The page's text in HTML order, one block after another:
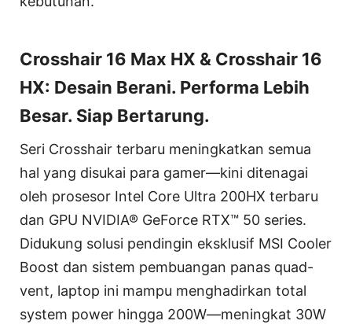
Crosshair 16 Max HX & Crosshair 16
HX: Desain Berani. Performa Lebih
Besar. Siap Bertarung.
Seri Crosshair terbaru meningkatkan semua
hal yang disukai para gamer—kini ditenagai
oleh prosesor Intel Core Ultra 200HX terbaru
dan GPU NVIDIA® GeForce RTX™ 50 series.
Didukung solusi pendingin eksklusif MSI Cooler
Boost dan sistem pembuangan panas quad-
vent, laptop ini mampu menghadirkan total
system power hingga 200W—meningkat 30W